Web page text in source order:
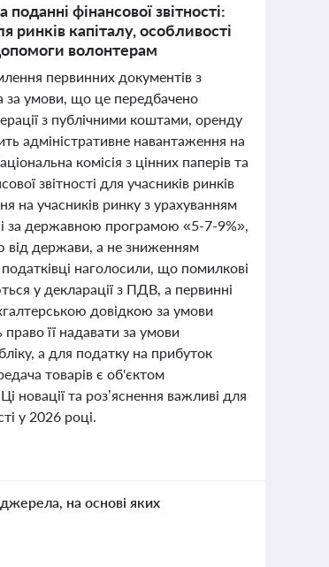
фінансової звітності:
ринків капіталу, особливості
волонтерам
первинних документів з
за умови, що це передбачено
з публічними коштами, оренду
адміністративне навантаження на
комісія з цінних паперів та
звітності для учасників ринків
на учасників ринку з урахуванням
за державною програмою «5-7-9%»,
від держави, а не зниженням
наголосили, що помилкові
у декларації з ПДВ, а первинні
довідкою за умови
її надавати за умови
а для податку на прибуток
товарів є об'єктом
новації та роз’яснення важливі для
у 2026 році.
на основі яких